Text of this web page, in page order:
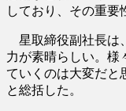
しており、その重要
星取締役副社長は
力が素晴らしい。様
ていくのは大変だと
と総括した。